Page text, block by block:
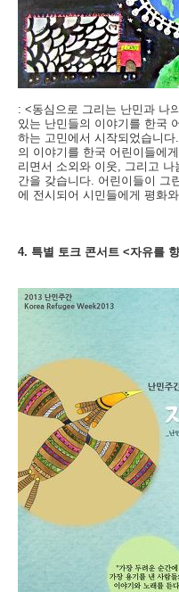
: <동심으로 그리는 난민과 나
있는 난민들의 이야기를 한국
하는 고민에서 시작되었습니
의 이야기를 한국 어린이들에
리면서 소외와 이웃, 그리고
간을 갖습니다. 어린이들이 그
에 전시되어 시민들에게 평화
4. 특별 토크 콘서트 <자유를